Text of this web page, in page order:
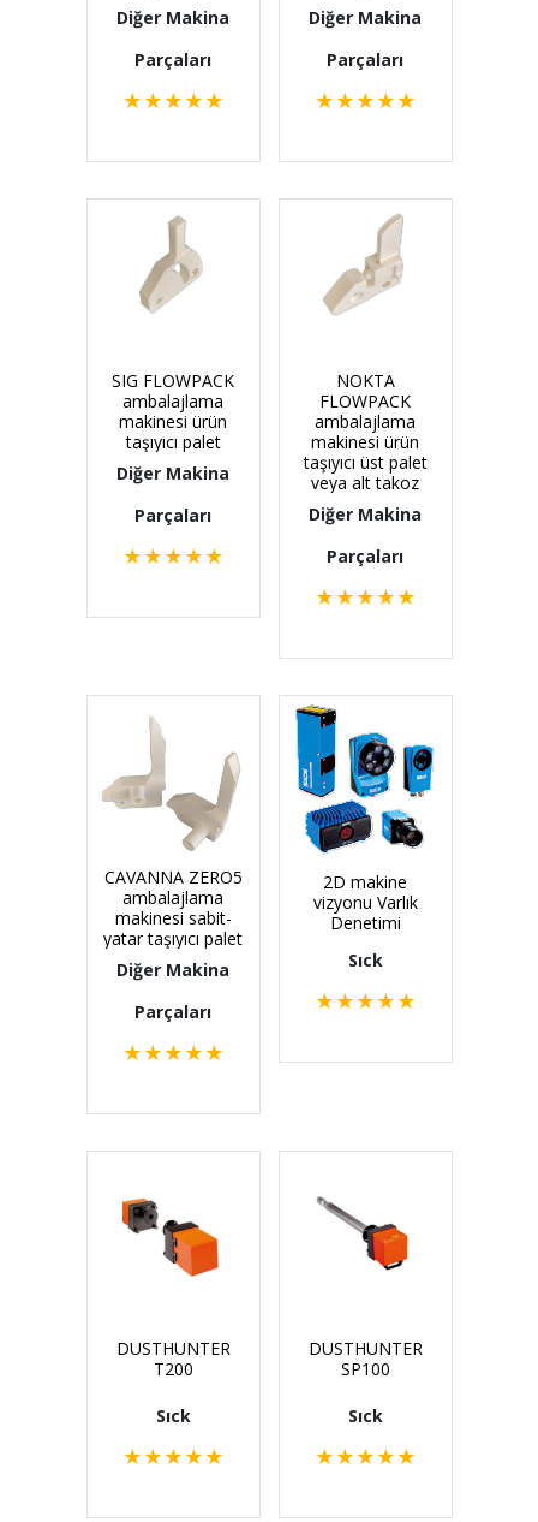
Diğer Makina
Parçaları
★ ★ ★ ★ ★
Diğer Makina
Parçaları
★ ★ ★ ★ ★
SIG FLOWPACK
ambalajlama
makinesi ürün
taşıyıcı palet
Diğer Makina
Parçaları
★ ★ ★ ★ ★
NOKTA
FLOWPACK
ambalajlama
makinesi ürün
taşıyıcı üst palet
veya alt takoz
Diğer Makina
Parçaları
★ ★ ★ ★ ★
CAVANNA ZERO5
ambalajlama
makinesi sabit-
yatar taşıyıcı palet
Diğer Makina
Parçaları
★ ★ ★ ★ ★
2D makine
vizyonu Varlık
Denetimi
Sıck
★ ★ ★ ★ ★
DUSTHUNTER
T200
Sıck
★ ★ ★ ★ ★
DUSTHUNTER
SP100
Sıck
★ ★ ★ ★ ★